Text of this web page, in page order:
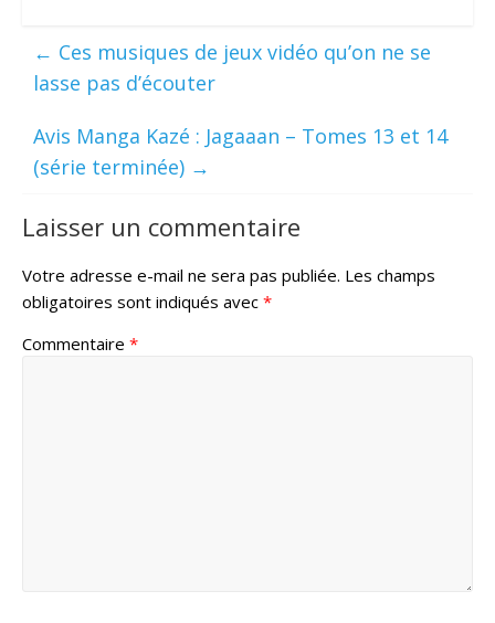
← Ces musiques de jeux vidéo qu’on ne se
lasse pas d’écouter
Avis Manga Kazé : Jagaaan – Tomes 13 et 14
(série terminée) →
Laisser un commentaire
Votre adresse e-mail ne sera pas publiée. Les champs
obligatoires sont indiqués avec *
Commentaire *